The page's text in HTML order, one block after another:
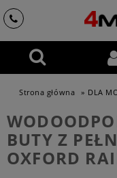
Strona główna » DLA
BUTY Z
OXFORD